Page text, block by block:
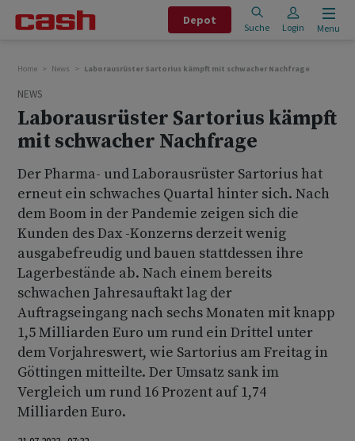
Depot
Suche Login Menu
Home News Laborausrüster Sartorius kämpft mit schwacher Nachfrage
NEWS
Laborausrüster Sartorius kämpft
mit schwacher Nachfrage
Der Pharma- und Laborausrüster Sartorius hat
erneut ein schwaches Quartal hinter sich. Nach
dem Boom in der Pandemie zeigen sich die
Kunden des Dax -Konzerns derzeit wenig
ausgabefreudig und bauen stattdessen ihre
Lagerbestände ab. Nach einem bereits
schwachen Jahresauftakt lag der
Auftragseingang nach sechs Monaten mit knapp
1,5 Milliarden Euro um rund ein Drittel unter
dem Vorjahreswert, wie Sartorius am Freitag in
Göttingen mitteilte. Der Umsatz sank im
Vergleich um rund 16 Prozent auf 1,74
Milliarden Euro.